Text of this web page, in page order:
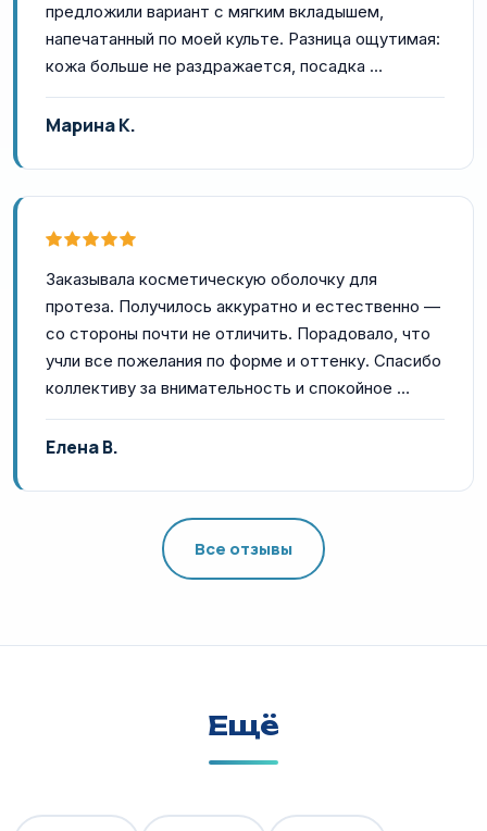
предложили вариант с мягким вкладышем,
напечатанный по моей культе. Разница ощутимая:
кожа больше не раздражается, посадка …
Марина К.
Заказывала косметическую оболочку для
протеза. Получилось аккуратно и естественно —
со стороны почти не отличить. Порадовало, что
учли все пожелания по форме и оттенку. Спасибо
коллективу за внимательность и спокойное …
Елена В.
Все отзывы
Ещё